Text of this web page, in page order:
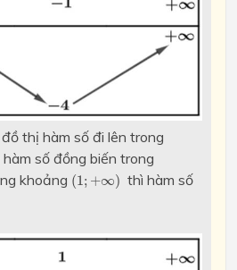
thị hàm số đi lên trong
hàm số đồng biến trong
khoảng (1 ; +∞)
(1 +
thì hàm số